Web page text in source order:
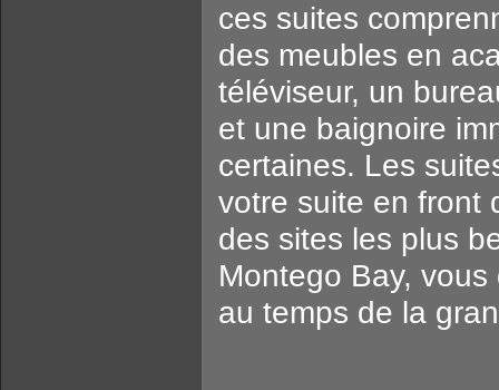
ces suites
des meubles en
téléviseur, un
et une baignoire
certaines. Les
votre suite en front
des sites les plus
Montego Bay,
au temps de la